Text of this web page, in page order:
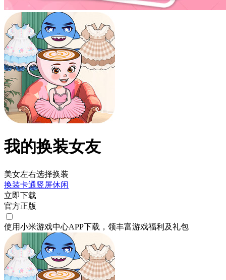
我的换装女友
美女左右选择换装
换装卡通竖屏休闲
立即下载
官方正版
使用小米游戏中心APP下载 ，领丰富游戏福利 及礼包